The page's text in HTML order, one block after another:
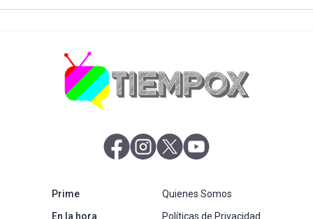
abre en nueva pestaña
abre en nueva pestaña
abre en nueva pestaña
Primeabre en nueva pestaña
En la horaabre en nueva pestaña
Quienes Somos
Políticas de Privacidad